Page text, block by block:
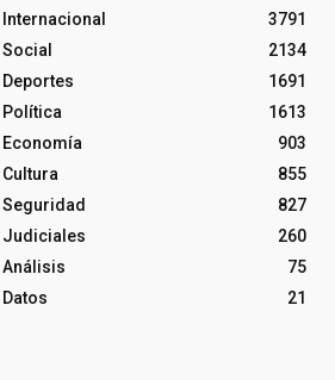
Internacional
3791
Social
2134
Deportes
1691
Política
1613
Economía
903
Cultura
855
Seguridad
827
Judiciales
260
Análisis
75
Datos
21